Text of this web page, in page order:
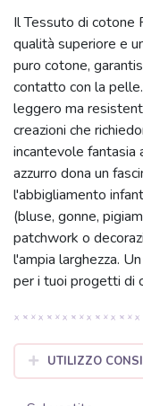
Il Tessuto di
qualità superiore e
puro cotone,
contatto con la
leggero ma
creazioni che
incantevole fantasia
azzurro dona un
l'abbigliamento
(bluse, gonne,
patchwork o
l'ampia larghezza.
per i tuoi progetti di
UTILIZZO